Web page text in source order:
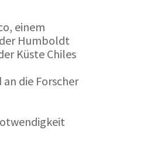
einem
Humboldt
Küste Chiles
die Forscher